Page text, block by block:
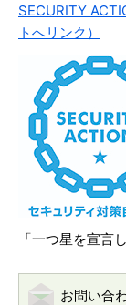
SECURITY
トへリンク）
「一つ星を宣言
お問い合